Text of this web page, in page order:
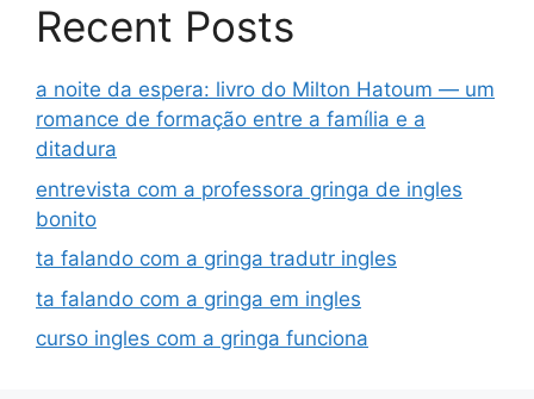
Recent Posts
a noite da espera: livro do Milton Hatoum — um
romance de formação entre a família e a
ditadura
entrevista com a professora gringa de ingles
bonito
ta falando com a gringa tradutr ingles
ta falando com a gringa em ingles
curso ingles com a gringa funciona